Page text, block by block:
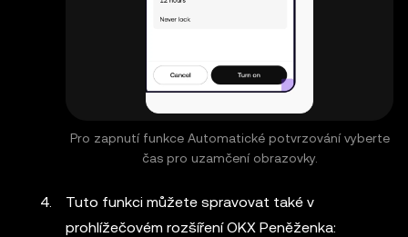
Pro zapnutí funkce Automatické potvrzování vyberte
čas pro uzamčení obrazovky.
Tuto funkci můžete spravovat také v
prohlížečovém rozšíření OKX Peněženka: